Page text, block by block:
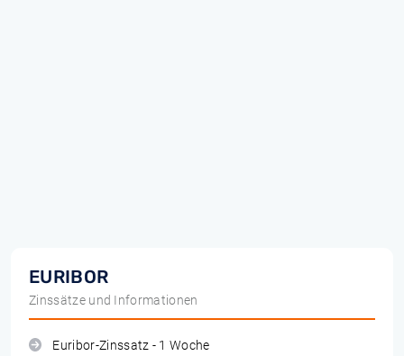
EURIBOR
Zinssätze und Informationen
Euribor-Zinssatz - 1 Woche